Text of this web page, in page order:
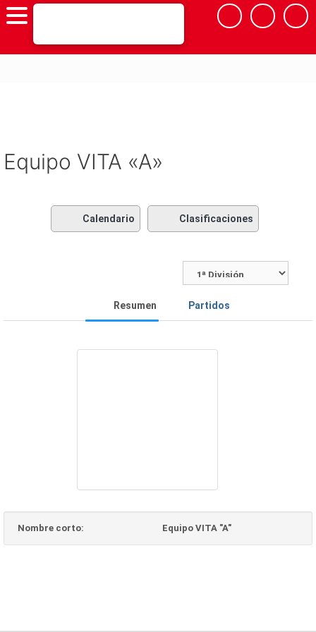
Saltar
al
contenido
Equipo VITA «A»
Calendario Clasificaciones
Resumen Partidos
Nombre corto: Equipo VITA "A"